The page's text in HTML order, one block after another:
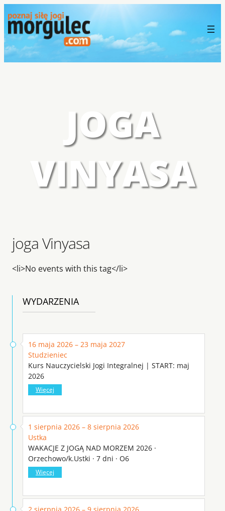
JOGA
VINYASA
joga Vinyasa
<li>No events with this tag</li>
WYDARZENIA
16 maja 2026 – 23 maja 2027
Studzieniec
Kurs Nauczycielski Jogi Integralnej | START: maj
2026
Więcej
1 sierpnia 2026 – 8 sierpnia 2026
Ustka
WAKACJE Z JOGĄ NAD MORZEM 2026 ·
Orzechowo/k.Ustki · 7 dni · O6
Więcej